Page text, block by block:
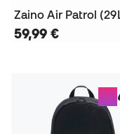
Zaino Air Patrol
59,99 €